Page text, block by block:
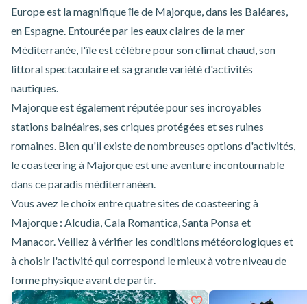
Europe est la magnifique île de Majorque, dans les Baléares,
en Espagne. Entourée par les eaux claires de la mer
Méditerranée, l'île est célèbre pour son climat chaud, son
littoral spectaculaire et sa grande variété d'activités
nautiques.
Majorque est également réputée pour ses incroyables
stations balnéaires, ses criques protégées et ses ruines
romaines. Bien qu'il existe de nombreuses options d'activités,
lecoasteering à Majorqueest une aventure incontournable
dans ce paradis méditerranéen.
Vous avez le choix entre quatre sites de coasteering à
Majorque : Alcudia Cala Romantica Santa Ponsaet
Manacor. Veillez à vérifier les conditions météorologiques et
à choisir l'activité qui correspond le mieux à votre niveau de
forme physique avant de partir.